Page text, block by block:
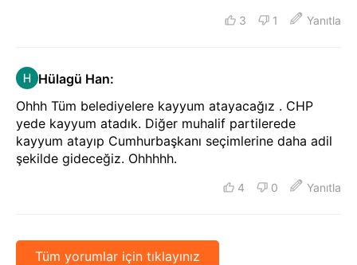
3 1 Yanıtla
Hülagü Han:
Ohhh Tüm belediyelere kayyum atayacağız . CHP
yede kayyum atadık. Diğer muhalif partilerede
kayyum atayıp Cumhurbaşkanı seçimlerine daha adil
şekilde gideceğiz. Ohhhhh.
4 0 Yanıtla
Tüm yorumlar için tıklayınız